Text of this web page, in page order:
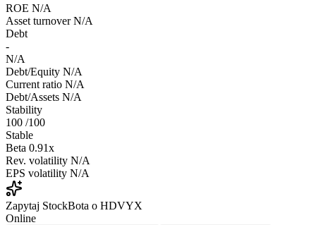
ROE N/A
Asset turnover N/A
Debt
-
N/A
Debt/Equity N/A
Current ratio N/A
Debt/Assets N/A
Stability
100 /100
Stable
Beta 0.91x
Rev. volatility N/A
EPS volatility N/A
Zapytaj StockBota o HDVYX
Online